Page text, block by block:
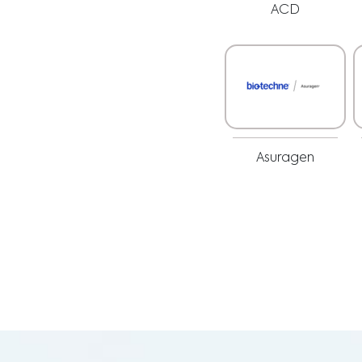
ACD
Asuragen